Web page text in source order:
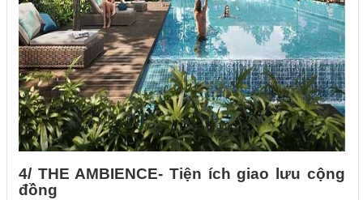
4/ THE AMBIENCE- Tiện ích giao lưu cộng
đồng